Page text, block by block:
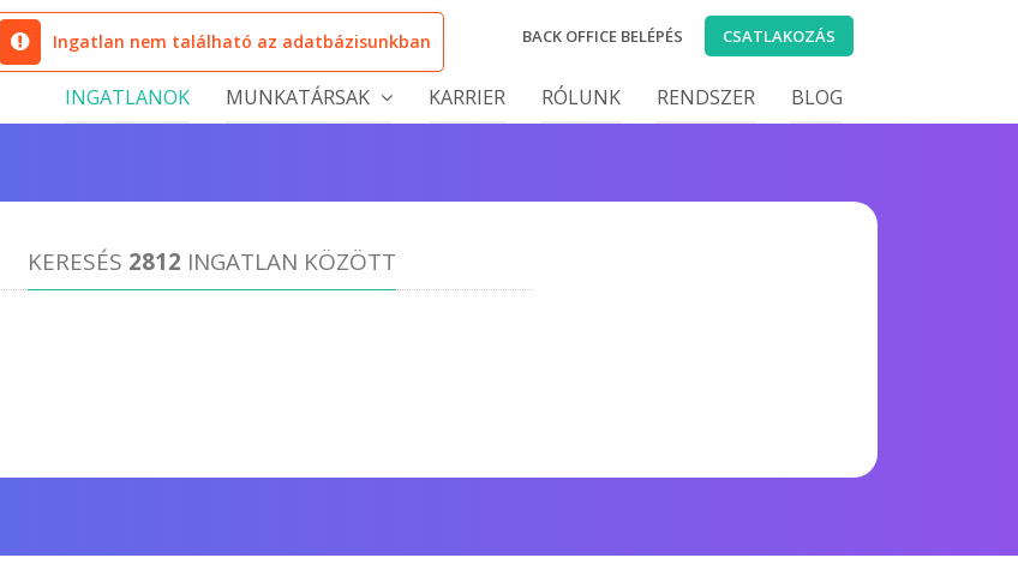
Ingatlan nem található az adatbázisunkban BACK OFFICE BELÉPÉS CSATLAKOZÁS
INGATLANOK MUNKATÁRSAK KARRIER RÓLUNK RENDSZER BLOG
KERESÉS 2812 INGATLAN KÖZÖTT